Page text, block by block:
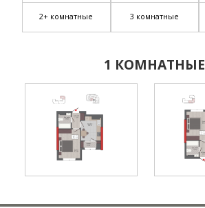
2+ комнатные 3 комнатные
1 КОМНАТНЫЕ